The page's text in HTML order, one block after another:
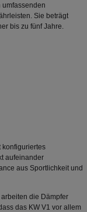
umfassenden
Sie beträgt
bis zu fünf Jahre.
konfiguriertes
aufeinander
aus Sportlichkeit und
die Dämpfer
das KW V1 vor allem